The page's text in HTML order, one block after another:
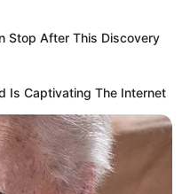
Stop After This Discovery
Is Captivating The Internet